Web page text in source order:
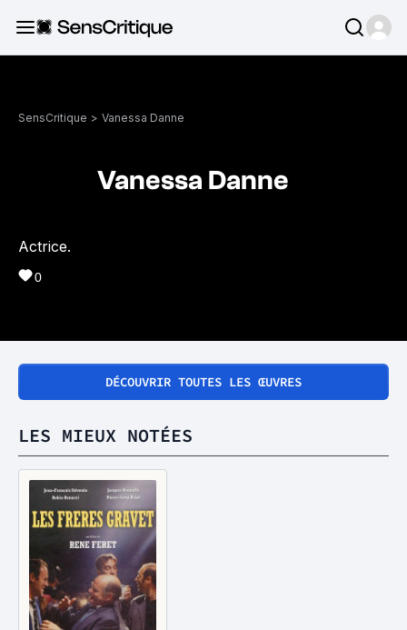
SensCritique > Vanessa Danne
Vanessa Danne
Actrice.
0
DÉCOUVRIR TOUTES LES ŒUVRES
LES MIEUX NOTÉES